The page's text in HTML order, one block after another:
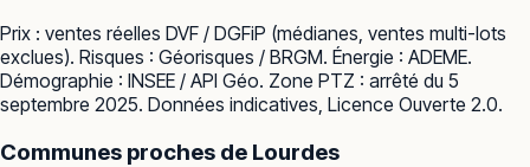
Prix : ventes réelles DVF / DGFiP (médianes, ventes multi-lots
exclues). Risques : Géorisques / BRGM. Énergie : ADEME.
Démographie : INSEE / API Géo. Zone PTZ : arrêté du 5
septembre 2025. Données indicatives, Licence Ouverte 2.0.
Communes proches de Lourdes